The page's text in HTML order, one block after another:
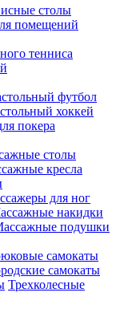
столы
помещений
тенниса
футбол
хоккей
покера
столы
кресла
для ног
накидки
подушки
самокаты
самокаты
Трехколесные